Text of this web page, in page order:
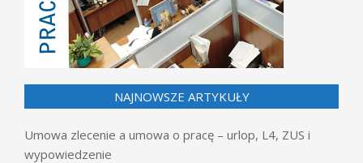
NAJNOWSZE ARTYKUŁY
Umowa zlecenie a umowa o pracę – urlop, L4, ZUS i
wypowiedzenie